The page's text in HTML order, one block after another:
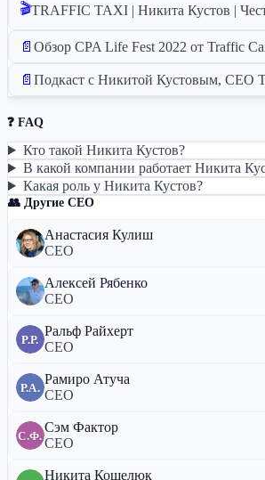
🎬
📄 Обзор CPA Life Fest 2022 от Traffic
📄 Подкаст с Никитой Кустовым, CEO
❓ FAQ
Кто такой Никита Кустов?
В какой компании работает Никита
Какая роль у Никита Кустов?
👥 Другие CEO
Анастасия Кулиш
CEO
Алексей Рябенко
CEO
Р.Р.
Ральф Райхерт
CEO
Р.А.
Рамиро Атуча
CEO
С.Ф.
Сэм Фактор
CEO
Никита Кошелюк